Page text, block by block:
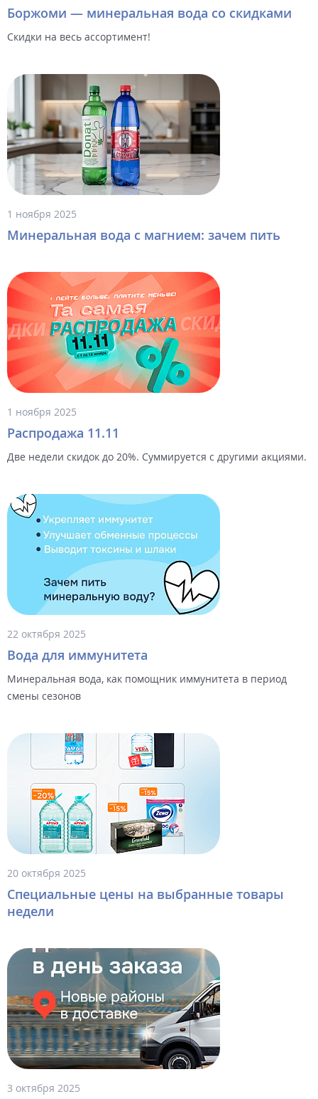
Боржоми — минеральная вода со скидками
Скидки на весь ассортимент!
1 ноября 2025
Минеральная вода с магнием: зачем пить
1 ноября 2025
Распродажа 11.11
Две недели скидок до 20%. Суммируется с другими акциями.
22 октября 2025
Вода для иммунитета
Минеральная вода, как помощник иммунитета в период
смены сезонов
20 октября 2025
Специальные цены на выбранные товары
недели
3 октября 2025